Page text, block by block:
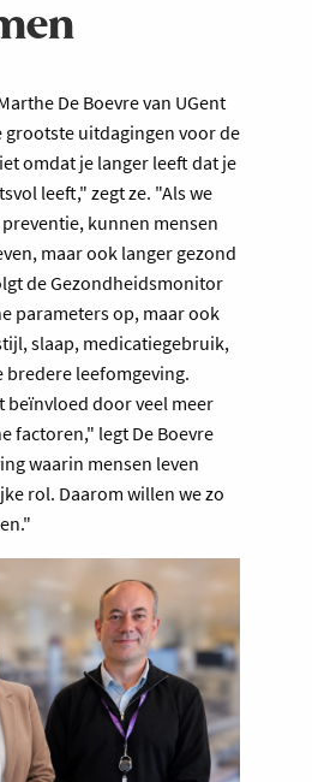
De Boevre van UGent
grootste uitdagingen voor de
omdat je langer leeft dat je
leeft," zegt ze. "Als we
kunnen mensen
maar ook langer gezond
de Gezondheidsmonitor
parameters op, maar ook
slaap, medicatiegebruik,
leefomgeving.
beïnvloed door veel meer
factoren," legt De Boevre
waarin mensen leven
rol. Daarom willen we zo